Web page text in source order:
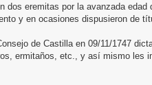
dos eremitas por la avanzada
y en ocasiones dispusieron de
de Castilla en 09/11/1747
ermitaños, etc., y así mismo les